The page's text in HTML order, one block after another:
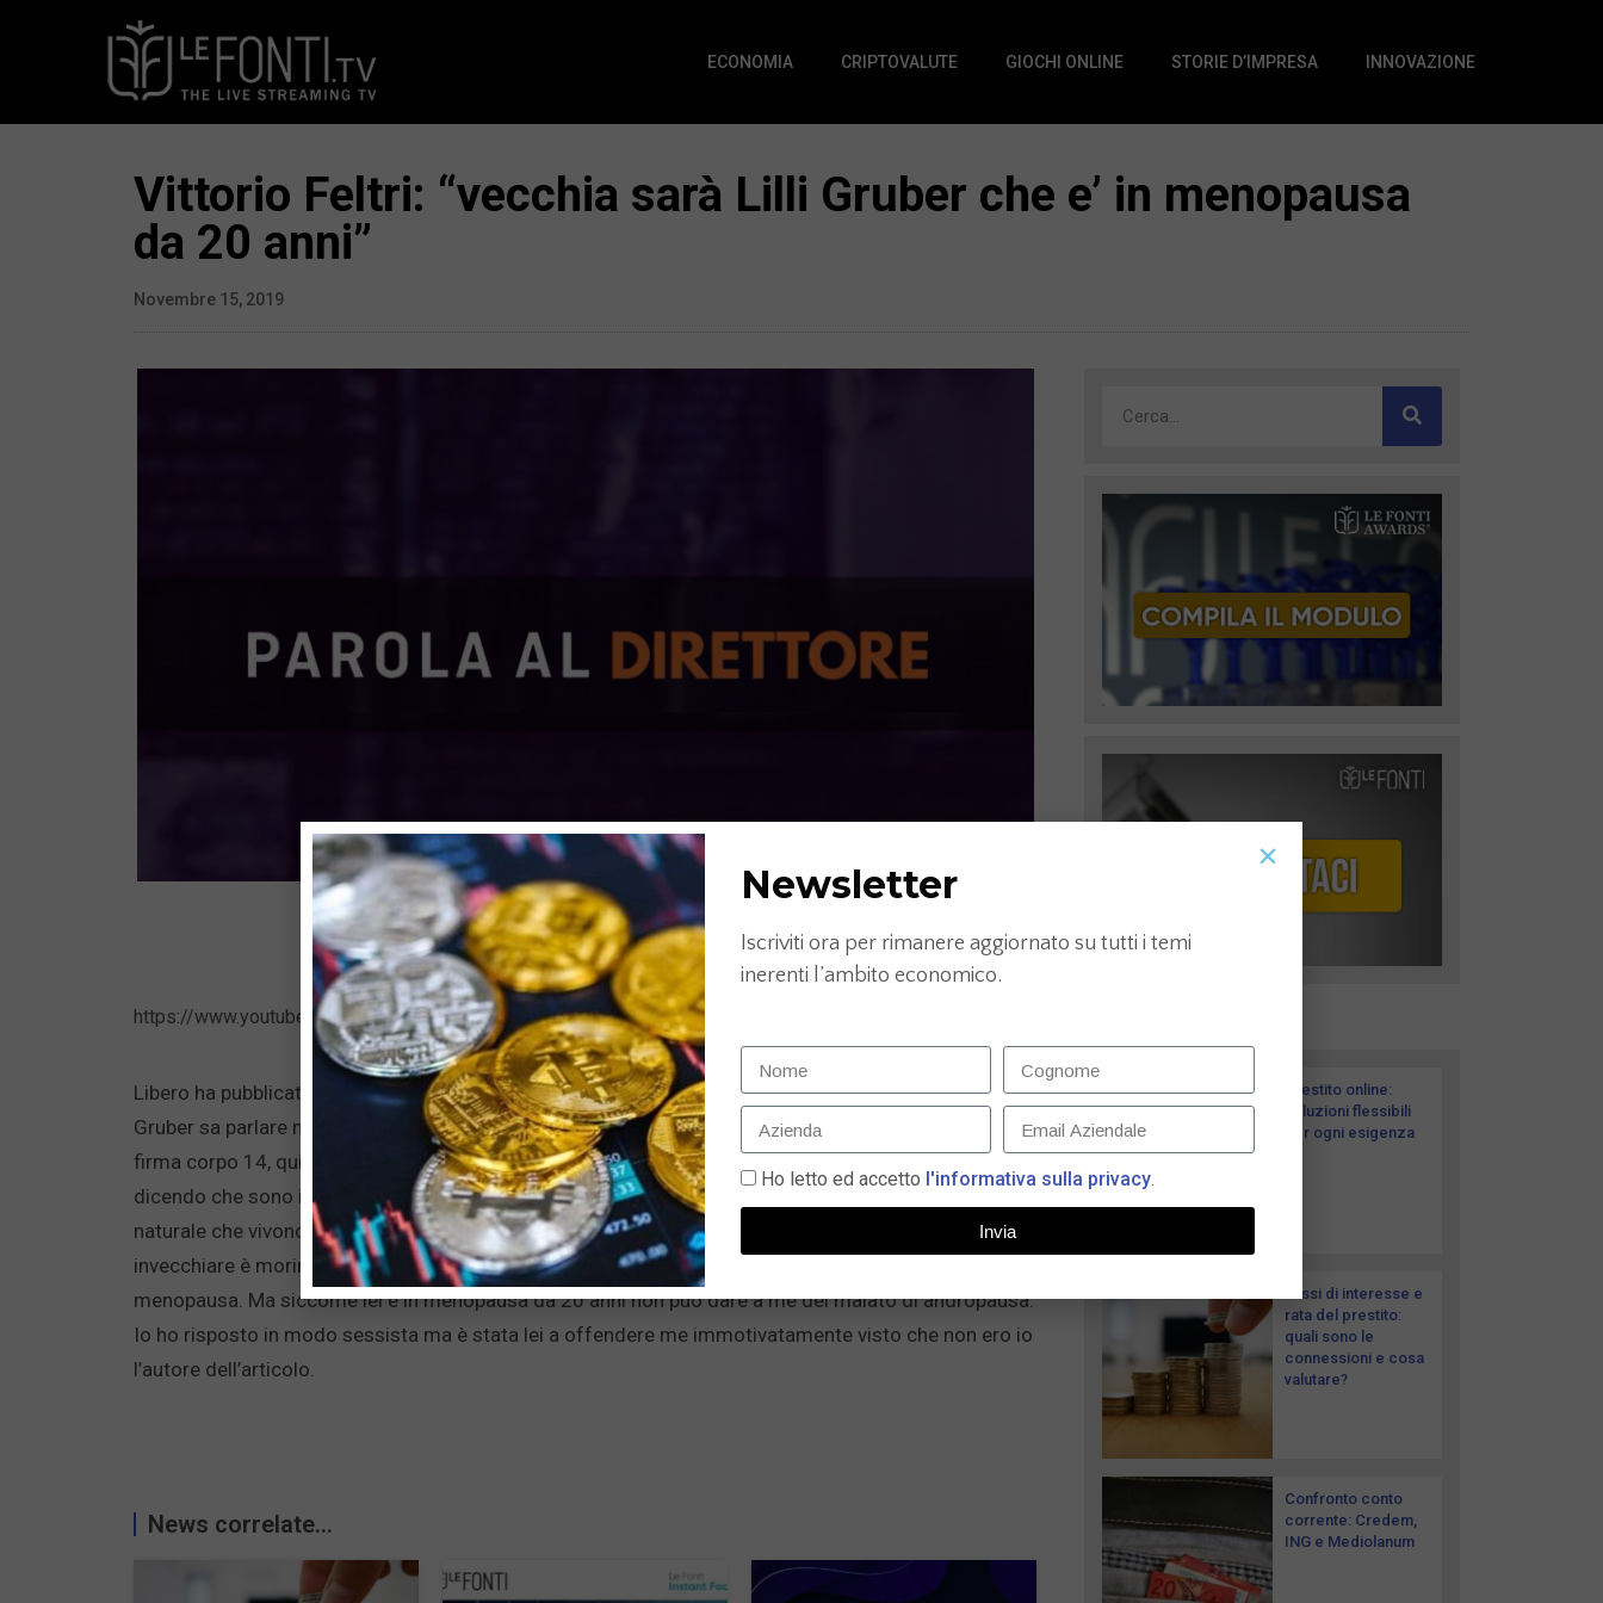
ECONOMIA CRIPTOVALUTE GIOCHI ONLINE STORIE D’IMPRESA INNOVAZIONE
Vittorio Feltri: “vecchia sarà Lilli Gruber che e’ in menopausa
da 20 anni”
Novembre 15, 2019
https://www.youtube.com/watch?v=bcrQspB2Vak&feature=youtu.be
Libero ha pubblicato un articolo su Lilli Gruber scritto da una donna, Costanza Cavalli. Siccome la
Gruber sa parlare ma non sa leggere ha pensato che lo avessi scritto io, nonostante ci fosse una
firma corpo 14, quindi o è cieca o non capisce quello che legge. Lei mi ha attaccato in modo sessista
dicendo che sono in andropausa grave, ignorando che l’andropausa non è una patologia ma un fatto
naturale che vivono tutti quelli che hanno la fortuna di invecchiare perchè l’unico modo per non
invecchiare è morire giovani e io questa scelta non l’ho fatta. E le donne, dal canto loro, hanno la
menopausa. Ma siccome lei è in menopausa da 20 anni non può dare a me del malato di andropausa.
Io ho risposto in modo sessista ma è stata lei a offendere me immotivatamente visto che non ero io
l’autore dell’articolo.
News correlate...
Prestito online:
soluzioni flessibili
per ogni esigenza
Tassi di interesse e
rata del prestito:
quali sono le
connessioni e cosa
valutare?
Confronto conto
corrente: Credem,
ING e Mediolanum
Newsletter
Iscriviti ora per rimanere aggiornato su tutti i temi
inerenti l’ambito economico.
Ho letto ed accetto l'informativa sulla privacy.
Invia